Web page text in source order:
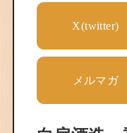
X(twitter)
メルマガ